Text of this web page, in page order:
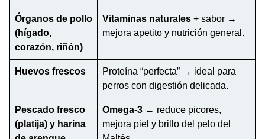
Órganos de pollo
(hígado,
corazón, riñón)
Vitaminas naturales + sabor →
mejora apetito y nutrición general.
Huevos frescos
Proteína “perfecta” → ideal para
perros con digestión delicada.
Pescado fresco
(platija) y harina
Omega-3 → reduce picores,
mejora piel y brillo del pelo del